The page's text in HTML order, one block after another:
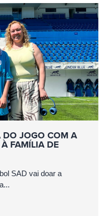
DO JOGO COM A
FAMÍLIA DE
SAD vai doar a